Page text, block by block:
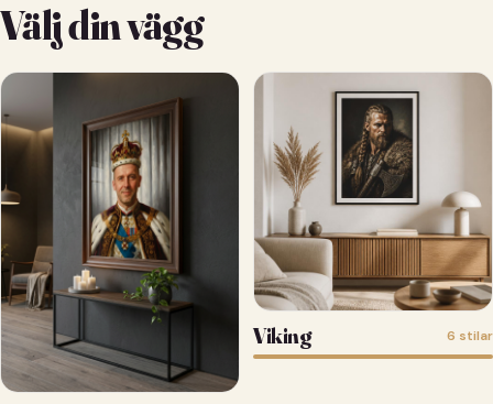
Välj din vägg
Viking 6 stilar